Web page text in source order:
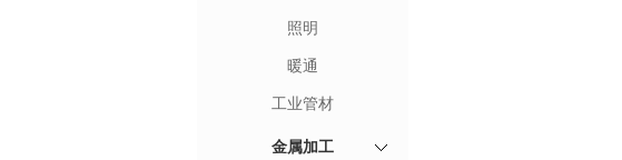
照明
暖通
工业管材
金属加工